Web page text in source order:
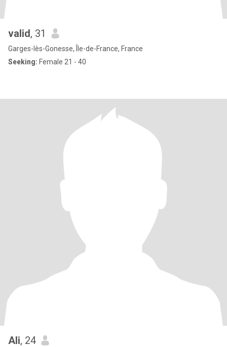
valid, 31
Garges-lès-Gonesse, Île-de-France, France
Seeking: Female 21 - 40
Ali, 24